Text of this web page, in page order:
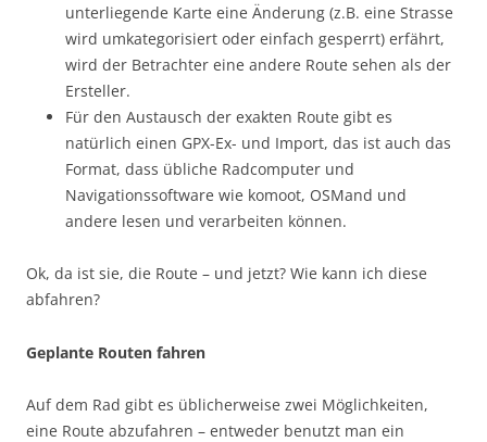
unterliegende Karte eine Änderung (z.B. eine Strasse
wird umkategorisiert oder einfach gesperrt) erfährt,
wird der Betrachter eine andere Route sehen als der
Ersteller.
Für den Austausch der exakten Route gibt es
natürlich einen GPX-Ex- und Import, das ist auch das
Format, dass übliche Radcomputer und
Navigationssoftware wie komoot, OSMand und
andere lesen und verarbeiten können.
Ok, da ist sie, die Route – und jetzt? Wie kann ich diese
abfahren?
Geplante Routen fahren
Auf dem Rad gibt es üblicherweise zwei Möglichkeiten,
eine Route abzufahren – entweder benutzt man ein